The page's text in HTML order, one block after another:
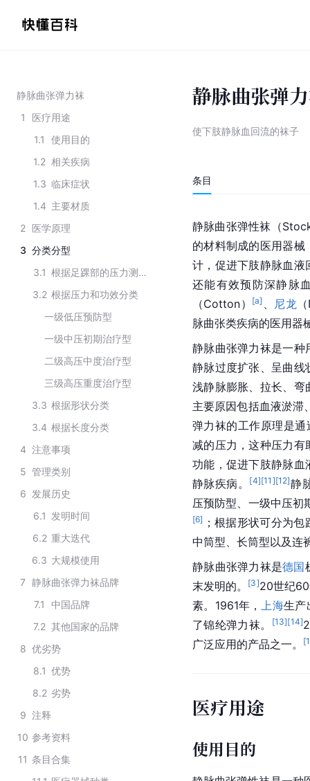
静脉曲张弹力袜
1
医疗用途
1.1
使用目的
1.2 相关疾病
1.3 临床症状
1.4 主要材质
2 医学原理
3 分类分型
3.1
根据足踝部的压力测量分类
3.2 根据压力和功效分类
一级低压预防型
一级中压初期治疗型
二级高压中度治疗型
三级高压重度治疗型
3.3 根据形状分类
3.4 根据长度分类
4 注意事项
5 管理类别
6 发展历史
6.1 发明时间
6.2 重大迭代
6.3 大规模使用
7 静脉曲张弹力袜品牌
7.1
中国品牌
7.2 其他国家的品牌
8 优劣势
8.1 优势
8.2 劣势
9 注释
10 参考资料
11 条目合集
静脉曲张弹
使下肢静脉血回流的袜子
条目
静脉曲张弹性袜（
的材料制成的医用器
计，促进下肢静脉血
还能有效预防深静脉
（Cotton）
[a] 尼龙 （
脉曲张类疾病的医用器
静脉曲张弹力袜是一种
静脉过度扩张、呈曲线
浅静脉膨胀、拉长、弯
主要原因包括血液淤滞
弹力袜的工作原理是通
减的压力，这种压力有
功能，促进下肢静脉血
静脉疾病。
[4][11 ][12]静
压预防型、一级中压初
[6] ；根据形状可分为
中筒型、长筒型以及连
静脉曲张弹力袜是德国
末发明的。
[3]20世纪
素。1961年，
上海生产
了锦纶弹力袜。
[13][14]
广泛应用的产品之一。
[
医疗用途
使用目的